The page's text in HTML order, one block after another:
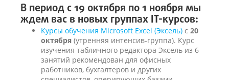
В период с 19 октября по 1 ноября мы
ждем вас в новых группах IT-курсов:
Курсы обучения Microsoft Excel (Эксель) с 20
октября (утренняя интенсив-группа). Курс
изучения табличного редактора Эксель из 6
занятий рекомендован для офисных
работников, бухгалтеров и других